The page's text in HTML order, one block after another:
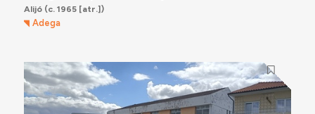
Alijó(c. 1965 [atr.])
Adega